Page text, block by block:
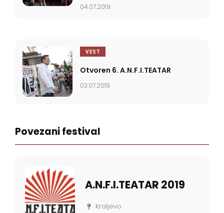
04.07.2019
VEST
Otvoren 6. A.N.F.I.TEATAR
03.07.2019
Povezani festival
A.N.F.I.TEATAR 2019
Kraljevo